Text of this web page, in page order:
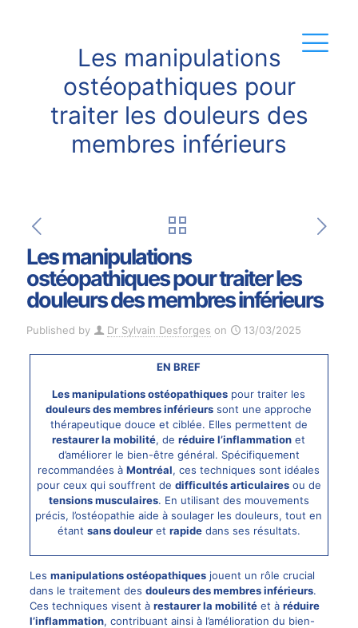
Les manipulations
ostéopathiques pour
traiter les douleurs des
membres inférieurs
Les manipulations
ostéopathiques pour traiter les
douleurs des membres inférieurs
Published by Dr Sylvain Desforges on 13/03/2025
EN BREF
Les manipulations ostéopathiques pour traiter les
douleurs des membres inférieurs sont une approche
thérapeutique douce et ciblée. Elles permettent de
restaurer la mobilité, deréduire l’inflammation et
d’améliorer le bien-être général. Spécifiquement
recommandées àMontréal, ces techniques sont idéales
pour ceux qui souffrent de difficultés articulairesou de
tensions musculaires. En utilisant des mouvements
précis, l’ostéopathie aide à soulager les douleurs, tout en
étant sans douleuret rapidedans ses résultats.
Les manipulations ostéopathiquesjouent un rôle crucial
dans le traitement des douleurs des membres inférieurs.
Ces techniques visent à restaurer la mobilitéet à réduire
l’inflammation, contribuant ainsi à l’amélioration du bien-